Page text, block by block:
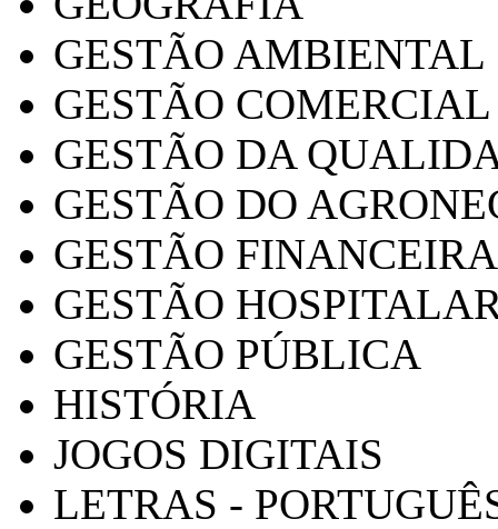
GESTÃO AMBIENTAL
GESTÃO COMERCIAL
GESTÃO DA
GESTÃO DO
GESTÃO FINANCEIRA
GESTÃO
GESTÃO PÚBLICA
HISTÓRIA
JOGOS DIGITAIS
LETRAS -